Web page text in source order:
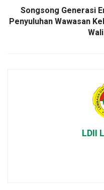
Songsong Generasi
Penyuluhan Wawasan
LDII